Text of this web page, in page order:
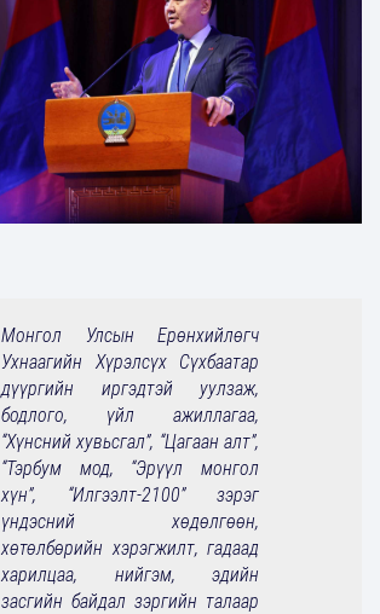
Монгол Улсын Ерөнхийлөгч
Ухнаагийн Хүрэлсүх Сүхбаатар
дүүргийн иргэдтэй уулзаж,
бодлого, үйл ажиллагаа,
“Хүнсний хувьсгал”, “Цагаан алт”,
“Тэрбум мод, “Эрүүл монгол
хүн”, “Илгээлт-2100” зэрэг
үндэсний хөдөлгөөн,
хөтөлбөрийн хэрэгжилт, гадаад
харилцаа, нийгэм, эдийн
засгийн байдал зэргийн талаар